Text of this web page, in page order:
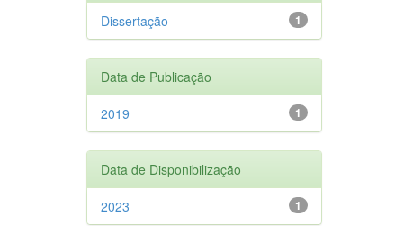
1
Dissertação
Data de Publicação
1
2019
Data de Disponibilização
1
2023